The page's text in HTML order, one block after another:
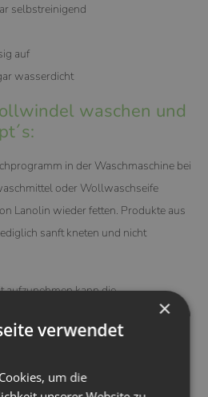
selbstreinigend
auf
wasserdicht
waschen und
in der Waschmaschine bei
oder Wollwaschseife
Lanolin wieder fetten. Produkte aus
sanft kneten und nicht
aufzunehmen kann die
gelegt werden. Nun durch sanften
Handtuch drücken.
leicht in Form gezogen und
da der Stoff sonst
×
verwendet
um die